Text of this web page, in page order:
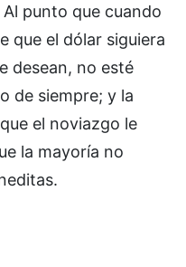
punto que cuando
que el dólar siguiera
desean, no esté
de siempre; y la
el noviazgo le
la mayoría no